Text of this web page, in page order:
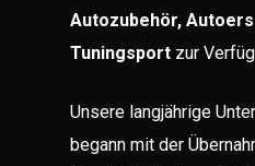
Autozubehör,
Tuningsport zur
Unsere langjährige
begann mit der